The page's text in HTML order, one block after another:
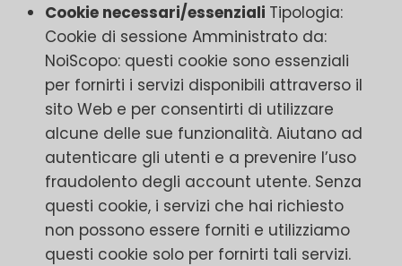
Cookie necessari/essenziali Tipologia:
Cookie di sessione Amministrato da:
NoiScopo: questi cookie sono essenziali
per fornirti i servizi disponibili attraverso il
sito Web e per consentirti di utilizzare
alcune delle sue funzionalità. Aiutano ad
autenticare gli utenti e a prevenire l’uso
fraudolento degli account utente. Senza
questi cookie, i servizi che hai richiesto
non possono essere forniti e utilizziamo
questi cookie solo per fornirti tali servizi.